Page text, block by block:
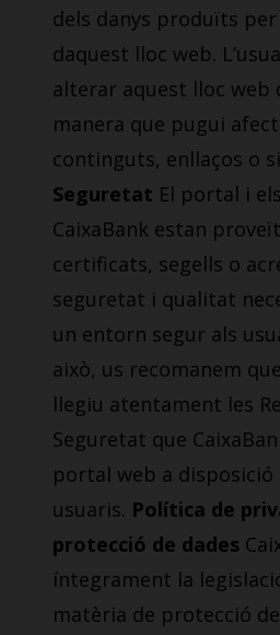
dels danys produïts
daquest lloc web.
alterar aquest lloc web
manera que pugui
continguts, enllaços o
Seguretat El portal i
CaixaBank estan
certificats, segells o
seguretat i qualitat
un entorn segur als
això, us recomanem
llegiu atentament les
Seguretat que
portal web a disposició
usuaris. Política de
protecció de dades
íntegrament la
matèria de protecció